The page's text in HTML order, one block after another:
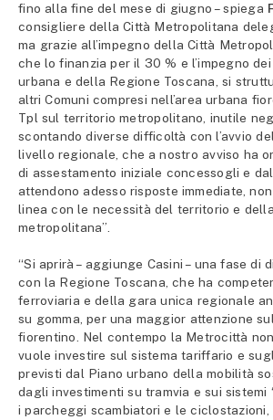
fino alla fine del mese di giugno – spiega
consigliere della Città Metropolitana
ma grazie all’impegno della Città
che lo finanzia per il 30 % e l’impegno dei
urbana e della Regione Toscana, si
altri Comuni compresi nell’area urbana
Tpl sul territorio metropolitano, inutile
scontando diverse difficoltà con l’avvio
livello regionale, che a nostro avviso ha
di assestamento iniziale concessogli e
attendono adesso risposte immediate,
linea con le necessità del territorio e
metropolitana”.
“Si aprirà – aggiunge Casini – una fase di
con la Regione Toscana, che ha
ferroviaria e della gara unica regionale
su gomma, per una maggior attenzione
fiorentino. Nel contempo la Metrocittà
vuole investire sul sistema tariffario e
previsti dal Piano urbano della mobilità
dagli investimenti su tramvia e sui sistemi
i parcheggi scambiatori e le ciclostazioni,